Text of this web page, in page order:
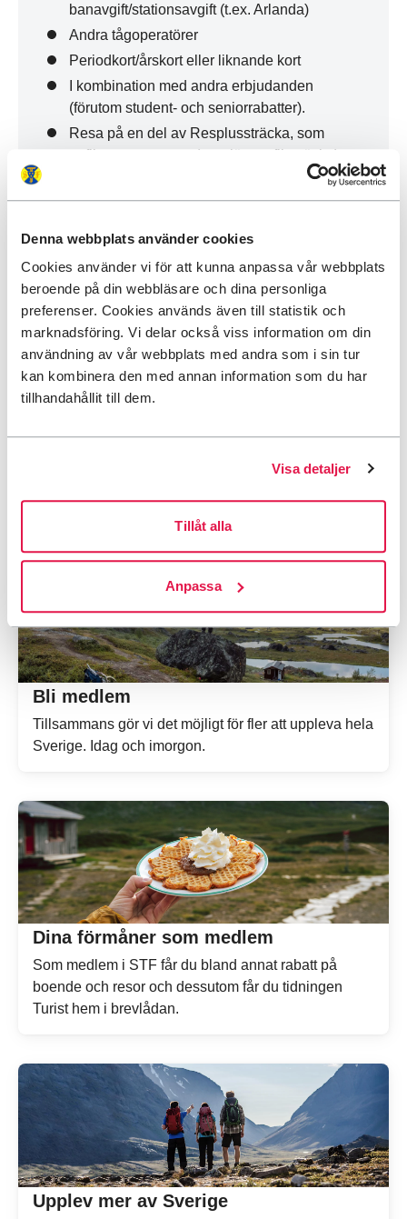
Denna webbplats använder cookies
Cookies använder vi för att kunna anpassa vår webbplats
beroende på din webbläsare och dina personliga
preferenser. Cookies används även till statistik och
marknadsföring. Vi delar också viss information om din
användning av vår webbplats med andra som i sin tur
kan kombinera den med annan information som du har
tillhandahållit till dem.
Visa detaljer
Tillåt alla
Anpassa
banavgift/stationsavgift (t.ex. Arlanda)
Andra tågoperatörer
Periodkort/årskort eller liknande kort
I kombination med andra erbjudanden
(förutom student- och seniorrabatter).
Resa på en del av Resplussträcka, som
trafikeras av annan (t.ex. länstrafiksträcka)
Vi hjälper dig gärna!
Du får snabbt svar på din fråga som rör tågbokningen via
SJs hemsida – frågor & svar(öppnas i ny flik) eller
genom att ringa deras kundservice på
välkommen att kontakta STFs Medlemsservice via
Bli medlem i STF
Bli medlem
Tillsammans gör vi det möjligt för fler att uppleva hela
Sverige. Idag och imorgon.
Dina förmåner som medlem
Som medlem i STF får du bland annat rabatt på
boende och resor och dessutom får du tidningen
Turist hem i brevlådan.
Upplev mer av Sverige